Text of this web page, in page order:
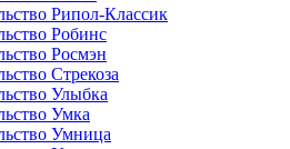
Рипол-Классик
Робинс
Росмэн
Стрекоза
Улыбка
Умка
Умница